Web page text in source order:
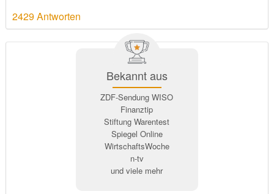
2429 Antworten
Bekannt aus
ZDF-Sendung WISO
Finanztip
Stiftung Warentest
Spiegel Online
WirtschaftsWoche
n-tv
und viele mehr